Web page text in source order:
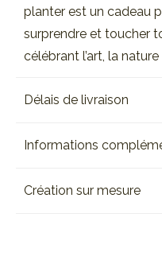
planter est un cadeau
surprendre et toucher
célébrant l’art, la nature
Délais de livraison
Informations
Création sur mesure